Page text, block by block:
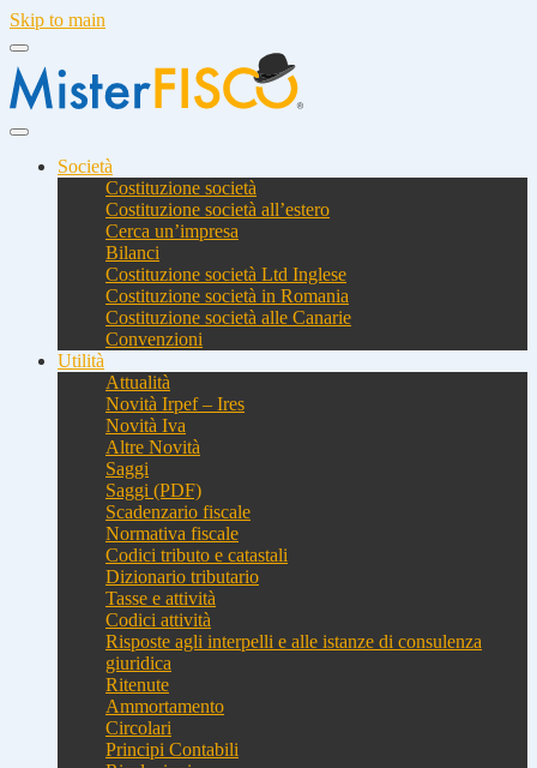
Skip to main
Società
Costituzione società
Costituzione società all’estero
Cerca un’impresa
Bilanci
Costituzione società Ltd Inglese
Costituzione società in Romania
Costituzione società alle Canarie
Convenzioni
Utilità
Attualità
Novità Irpef – Ires
Novità Iva
Altre Novità
Saggi
Saggi (PDF)
Scadenzario fiscale
Normativa fiscale
Codici tributo e catastali
Dizionario tributario
Tasse e attività
Codici attività
Risposte agli interpelli e alle istanze di consulenza
giuridica
Ritenute
Ammortamento
Circolari
Principi Contabili